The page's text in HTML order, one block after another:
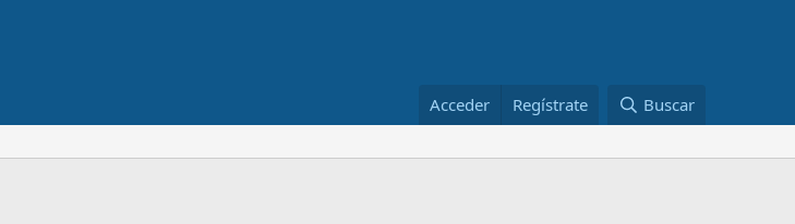
Acceder Regístrate Buscar